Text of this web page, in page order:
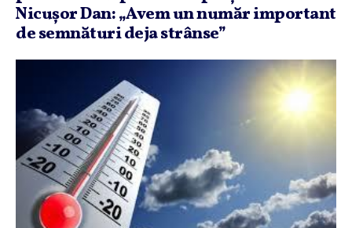
Nicuşor Dan: „Avem un număr important
de semnături deja strânse”